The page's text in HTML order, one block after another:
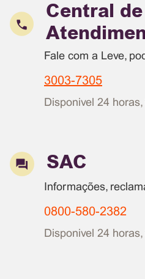
Central de
Fale com a Leve,
3003-7305
Disponivel 24
SAC
Informações,
0800-580-2382
Disponivel 24